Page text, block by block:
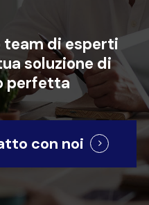
teamdiesperti
soluzione di
perfetta
con noi